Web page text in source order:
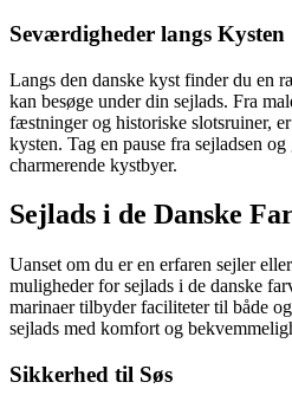
Seværdigheder langs Kysten
Langs den danske kyst finder du en
kan besøge under din sejlads. Fra
fæstninger og historiske slotsruiner,
kysten. Tag en pause fra sejladsen
charmerende kystbyer.
Sejlads i de Danske
Uanset om du er en erfaren sejler
muligheder for sejlads i de danske
marinaer tilbyder faciliteter til både
sejlads med komfort og
Sikkerhed til Søs